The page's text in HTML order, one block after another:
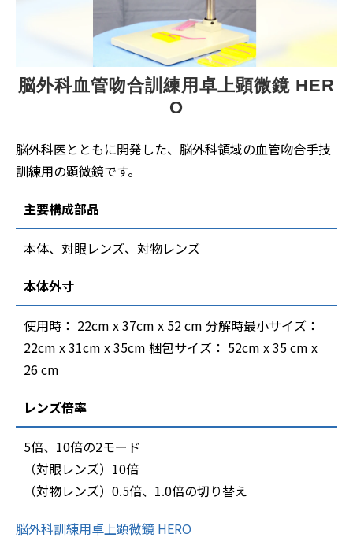
脳外科血管吻合訓練用卓上顕微鏡 HER
O
脳外科医とともに開発した、脳外科領域の血管吻合手技
訓練用の顕微鏡です。
主要構成部品
本体、対眼レンズ、対物レンズ
本体外寸
使用時： 22cm x 37cm x 52 cm 分解時最小サイズ：
22cm x 31cm x 35cm 梱包サイズ： 52cm x 35 cm x
26 cm
レンズ倍率
5倍、10倍の2モード
（対眼レンズ）10倍
（対物レンズ）0.5倍、1.0倍の切り替え
脳外科訓練用卓上顕微鏡 HERO